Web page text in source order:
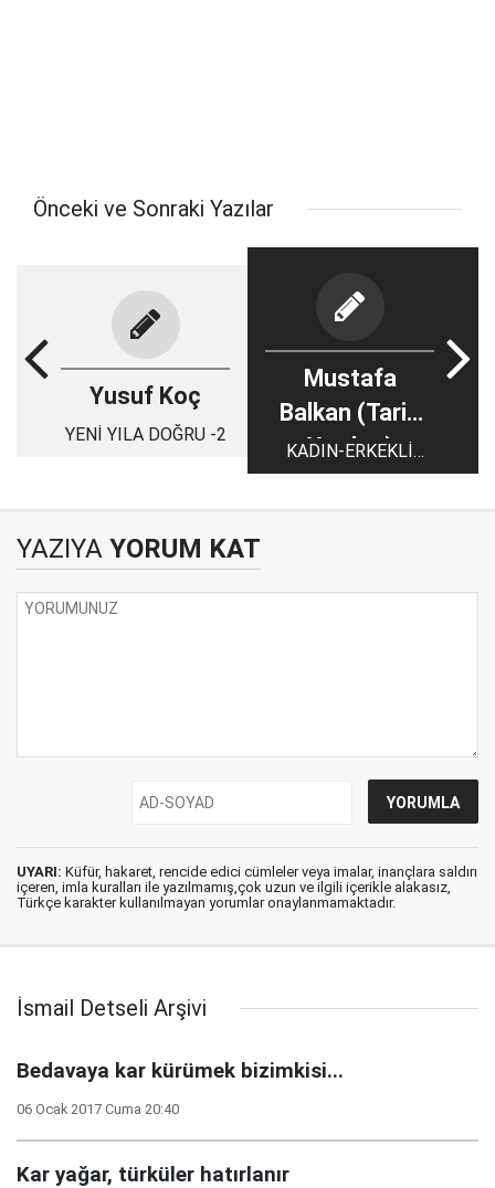
Önceki ve Sonraki Yazılar
Yusuf Koç
YENİ YILA DOĞRU -2
Mustafa
Balkan (Tarih
Yazıları)
KADIN-ERKEKLİ
SEMÂ OLMAZ
YAZIYA YORUM KAT
UYARI: Küfür, hakaret, rencide edici cümleler veya imalar, inançlara saldırı
içeren, imla kuralları ile yazılmamış,çok uzun ve ilgili içerikle alakasız,
Türkçe karakter kullanılmayan yorumlar onaylanmamaktadır.
İsmail Detseli Arşivi
Bedavaya kar kürümek bizimkisi...
06 Ocak 2017 Cuma 20:40
Kar yağar, türküler hatırlanır